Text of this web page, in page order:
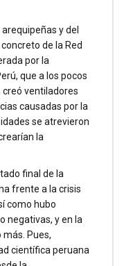
y del
de la Red
por la
que a los pocos
creó ventiladores
causadas por la
se atrevieron
la
final de la
frente a la crisis
como hubo
negativas, y en la
Pues,
científica peruana